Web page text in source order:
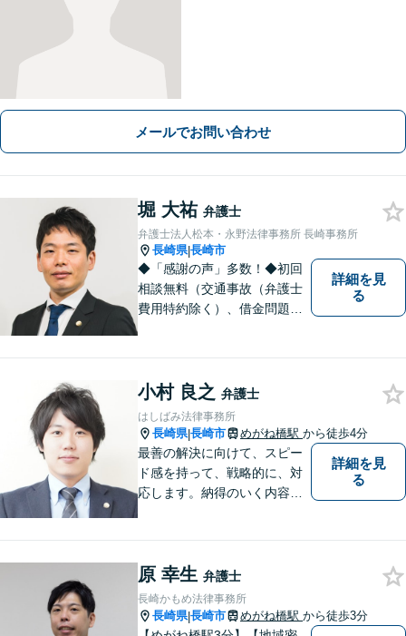
メールでお問い合わせ
堀 大祐 弁護士
弁護士法人松本・永野法律事務所 長崎事務所
長崎県|長崎市
◆「感謝の声」多数！◆初回
相談無料（交通事故（弁護士
費用特約除く）、借金問題、
詳細を見
る
小村 良之 弁護士
はしばみ法律事務所
長崎県|長崎市 めがね橋駅 から徒歩4分
最善の解決に向けて、スピー
ド感を持って、戦略的に、対
応します。納得のいく内容と
詳細を見
る
原 幸生 弁護士
長崎かもめ法律事務所
長崎県|長崎市 めがね橋駅 から徒歩3分